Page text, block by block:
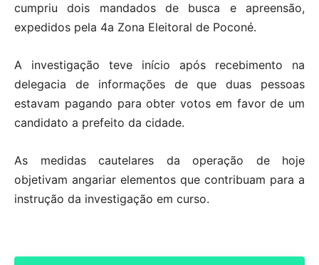
cumpriu dois mandados de busca e apreensão,
expedidos pela 4a Zona Eleitoral de Poconé.
A investigação teve início após recebimento na
delegacia de informações de que duas pessoas
estavam pagando para obter votos em favor de um
candidato a prefeito da cidade.
As medidas cautelares da operação de hoje
objetivam angariar elementos que contribuam para a
instrução da investigação em curso.